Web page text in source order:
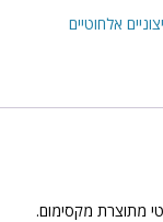
אלחוטיים
מתוצרת מקסימום.